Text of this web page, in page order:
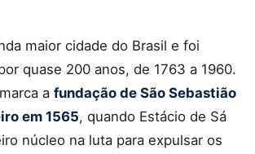
maior cidade do Brasil e foi
quase 200 anos, de 1763 a 1960.
a fundação de São Sebastião
em 1565, quando Estácio de Sá
núcleo na luta para expulsar os